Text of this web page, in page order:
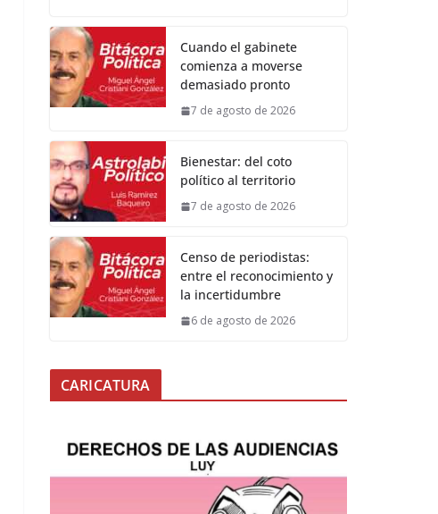
Cuando el gabinete
comienza a moverse
demasiado pronto
7 de agosto de 2026
Bienestar: del coto
político al territorio
7 de agosto de 2026
Censo de periodistas:
entre el reconocimiento y
la incertidumbre
6 de agosto de 2026
CARICATURA